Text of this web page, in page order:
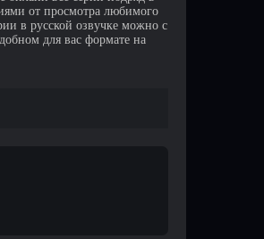
от просмотра любимого
в русской озвучке можно с
для вас формате на